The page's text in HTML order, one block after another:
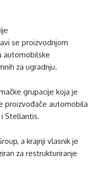
se proizvodnjom
automobilske
za ugradnju.
grupacije koja je
proizvođače automobila
Stellantis.
a krajnji vlasnik je
za restrukturiranje